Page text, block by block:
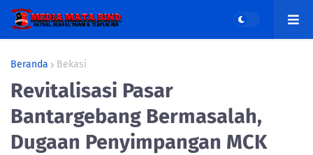
Beranda Bekasi
Revitalisasi Pasar
Bantargebang Bermasalah,
Dugaan Penyimpangan MCK